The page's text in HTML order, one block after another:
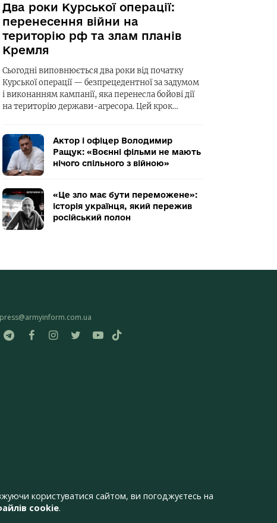
Два роки Курської операції:
перенесення війни на
територію рф та злам планів
Кремля
Сьогодні виповнюється два роки від початку
Курської операції — безпрецедентної за задумом
і виконанням кампанії, яка перенесла бойові дії
на територію держави-агресора. Цей крок…
Актор і офіцер Володимир
Ращук: «Воєнні фільми не мають
нічого спільного з війною»
«Це зло має бути переможене»:
історія українця, який пережив
російський полон
press@armyinform.com.ua
користуватися сайтом, ви погоджуєтесь на
cookie.